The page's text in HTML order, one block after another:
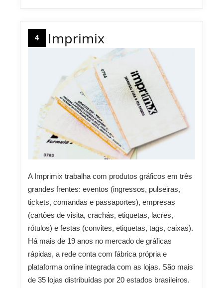
4 Imprimix
A Imprimix trabalha com produtos gráficos em três
grandes frentes: eventos (ingressos, pulseiras,
tickets, comandas e passaportes), empresas
(cartões de visita, crachás, etiquetas, lacres,
rótulos) e festas (convites, etiquetas, tags, caixas).
Há mais de 19 anos no mercado de gráficas
rápidas, a rede conta com fábrica própria e
plataforma online integrada com as lojas. São mais
de 35 lojas distribuídas por 20 estados brasileiros.